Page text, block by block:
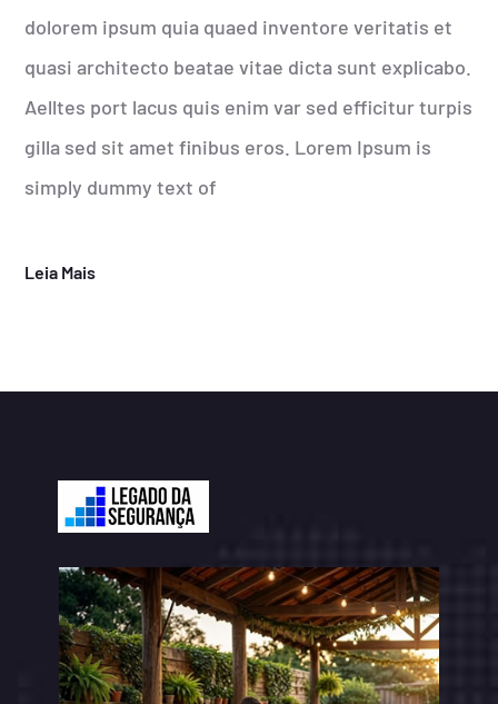
dolorem ipsum quia quaed inventore veritatis et
quasi architecto beatae vitae dicta sunt explicabo.
Aelltes port lacus quis enim var sed efficitur turpis
gilla sed sit amet finibus eros. Lorem Ipsum is
simply dummy text of
Leia Mais